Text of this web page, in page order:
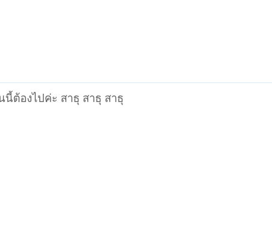
นี้ต้องไปค่ะ สาธุ สาธุ สาธุ